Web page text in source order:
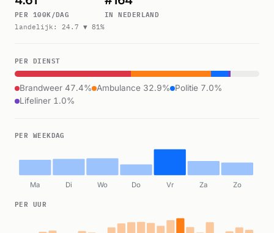
PER 100K/DAG
landelijk: 24.7 ▼ 81%
IN NEDERLAND
PER DIENST
Brandweer 47.4% Ambulance 32.9%
Politie 7.0%
Lifeliner 1.0%
PER WEEKDAG
Ma Di Wo Do Vr Za Zo
PER UUR